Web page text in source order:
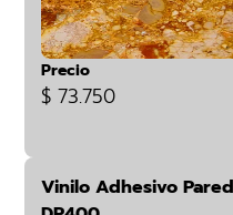
Precio
$ 73.750
Vinilo Adhesivo